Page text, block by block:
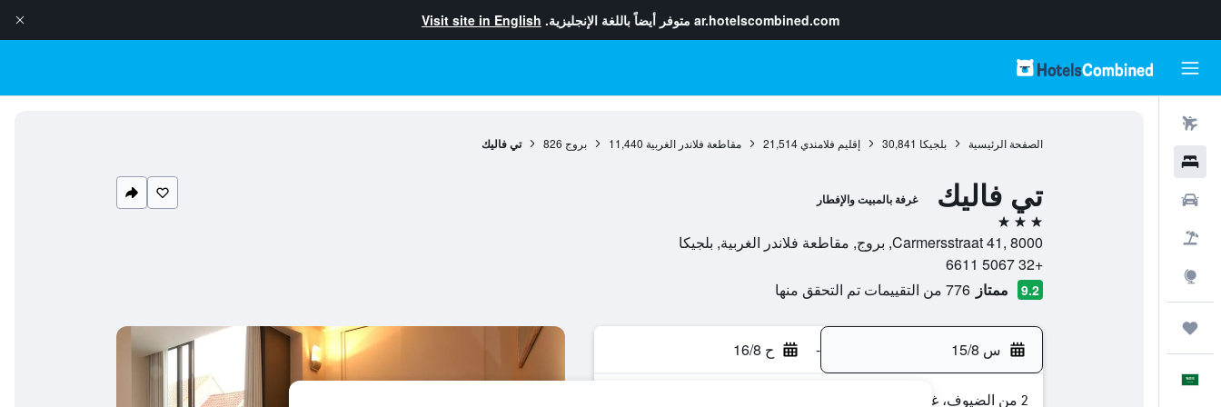
ar.hotelscombined.com متوفر أيضاً باللغة الإنجليزية. Visit site in English
الصفحة الرئيسية بلجيكا 30,841 إقليم فلامندي 21,514 مقاطعة فلاندر الغربية 11,440 بروج 826 تي فاليك
تي فاليك غرفة بالمبيت والإفطار
3 نجوم
Carmersstraat 41, 8000, بروج, مقاطعة فلاندر الغربية, بلجيكا
+32 5067 6611
9.2 ممتاز 776 من التقييمات تم التحقق منها
س 15/8 - ح 16/8
2 من الضيوف، غرفة واحدة